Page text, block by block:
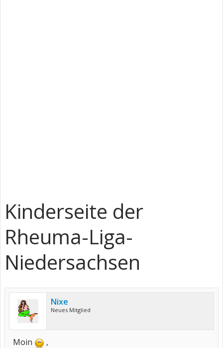
Kinderseite der
Rheuma-Liga-
Niedersachsen
Nixe
Neues Mitglied
Moin
,